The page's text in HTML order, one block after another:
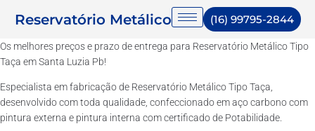
Reservatório Metálico (16) 99795-2844
Os melhores preços e prazo de entrega para Reservatório Metálico Tipo
Taça em Santa Luzia Pb!
Especialista em fabricação de Reservatório Metálico Tipo Taça,
desenvolvido com toda qualidade, confeccionado em aço carbono com
pintura externa e pintura interna com certificado de Potabilidade.